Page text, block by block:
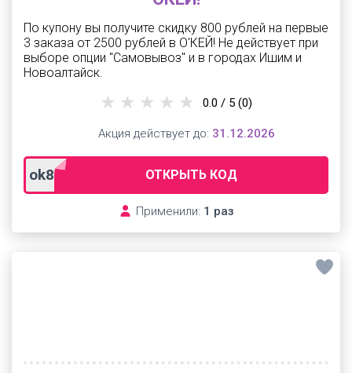
По купону вы получите скидку 800 рублей на первые
3 заказа от 2500 рублей в О'КЕЙ! Не действует при
выборе опции "Самовывоз" и в городах Ишим и
Новоалтайск.
ok800gds ОТКРЫТЬ КОД
Применили: 1 раз
0.0 / 5 (0)
Акция действует до: 31.12.2026